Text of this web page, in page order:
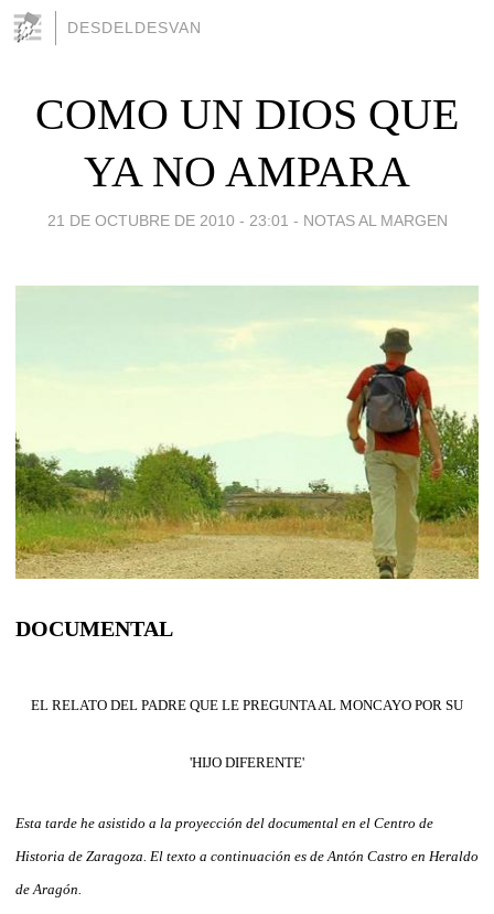
DESDELDESVAN
COMO UN DIOS QUE
YA NO AMPARA
21 DE OCTUBRE DE 2010 - 23:01 - NOTAS AL MARGEN
DOCUMENTAL
EL RELATO DEL PADRE QUE LE PREGUNTA AL MONCAYO POR SU
'HIJO DIFERENTE'
Esta tarde he asistido a la proyección del documental en el Centro de
Historia de Zaragoza. El texto a continuación es de Antón Castro en Heraldo
de Aragón.